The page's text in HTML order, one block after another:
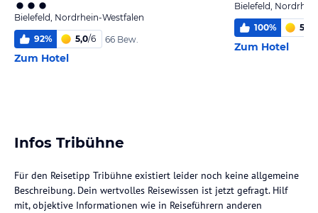
Bielefeld, Nordrhein-Westfalen
92% 5,0/6 66 Bew.
Zum Hotel
Bielefeld,
100% 5,7
Zum Hotel
Infos Tribühne
Für den Reisetipp Tribühne existiert leider noch keine allgemeine
Beschreibung. Dein wertvolles Reisewissen ist jetzt gefragt. Hilf
mit, objektive Informationen wie in Reiseführern anderen